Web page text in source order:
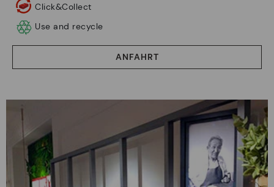
Click&Collect
Use and recycle
ANFAHRT